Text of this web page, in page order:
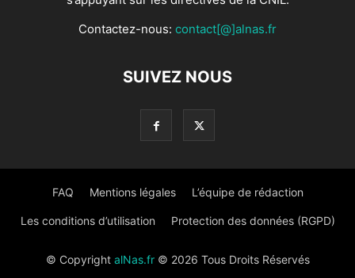
Contactez-nous: contact[@]alnas.fr
SUIVEZ NOUS
FAQ Mentions légales L’équipe de rédaction
Les conditions d’utilisation Protection des données (RGPD)
© Copyright alNas.fr© 2026 Tous Droits Réservés